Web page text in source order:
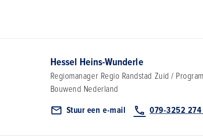
Hessel Heins-Wunderle
Regiomanager Regio Randstad Zuid /
Bouwend Nederland
Stuur een e-mail
079-3252